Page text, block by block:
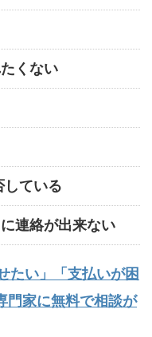
くない
ている
連絡が出来ない
たい」「支払いが困
門家に無料で相談が